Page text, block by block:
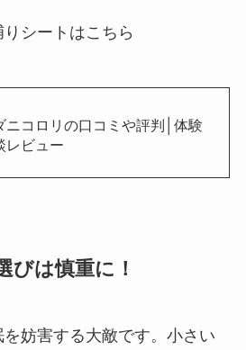
シートはこちら
ニコロリの口コミや評判│体験
レビュー
びは慎重に！
妨害する大敵です。小さい